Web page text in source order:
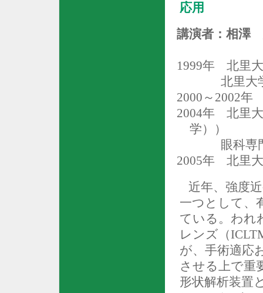
応用
講演者：相澤
1999年
北里
北里大
2000 ～ 2002年
2004年
北里
学））
眼科専
2005年
北里
近年、強度
一つとして、
ている。われ
レンズ（
が、手術適応
させる上で重
形状解析装置